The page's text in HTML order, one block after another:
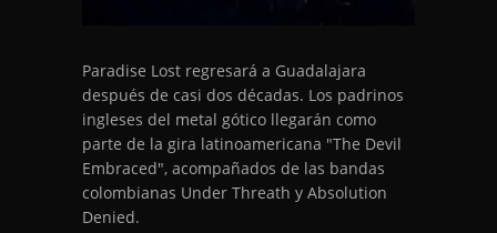
Paradise Lost regresará a Guadalajara
después de casi dos décadas. Los padrinos
ingleses del metal gótico llegarán como
parte de la gira latinoamericana "The Devil
Embraced", acompañados de las bandas
colombianas Under Threath y Absolution
Denied.